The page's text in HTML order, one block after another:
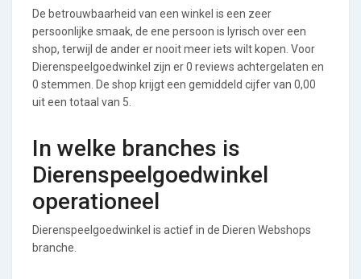
De betrouwbaarheid van een winkel is een zeer
persoonlijke smaak, de ene persoon is lyrisch over een
shop, terwijl de ander er nooit meer iets wilt kopen. Voor
Dierenspeelgoedwinkel zijn er 0 reviews achtergelaten en
0 stemmen. De shop krijgt een gemiddeld cijfer van 0,00
uit een totaal van 5.
In welke branches is
Dierenspeelgoedwinkel
operationeel
Dierenspeelgoedwinkel is actief in de Dieren Webshops
branche.